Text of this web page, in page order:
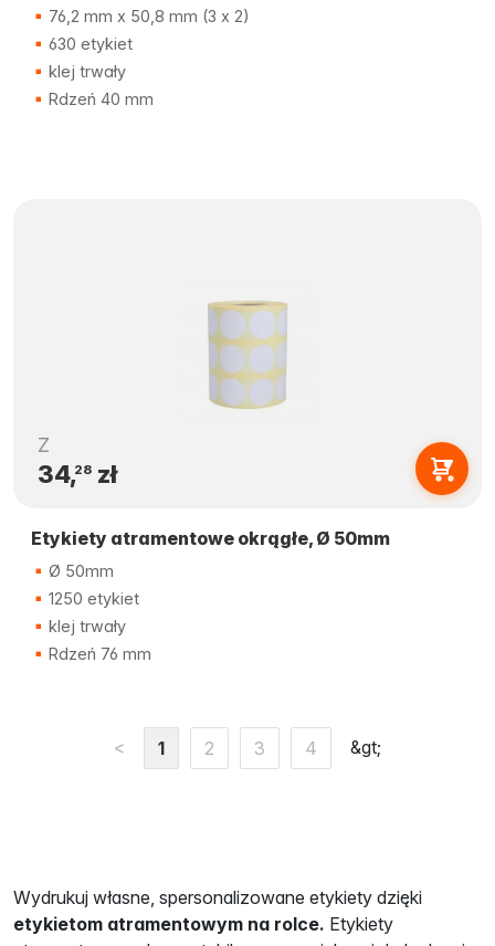
76,2 mm x 50,8 mm (3 x 2)
630 etykiet
klej trwały
Rdzeń 40 mm
Z
34,28zł
Etykiety atramentowe okrągłe, Ø 50mm
Ø 50mm
1250 etykiet
klej trwały
Rdzeń 76 mm
< 1 2 3 4 &gt;
Wydrukuj własne, spersonalizowane etykiety dzięki
etykietom atramentowym na rolce. Etykiety